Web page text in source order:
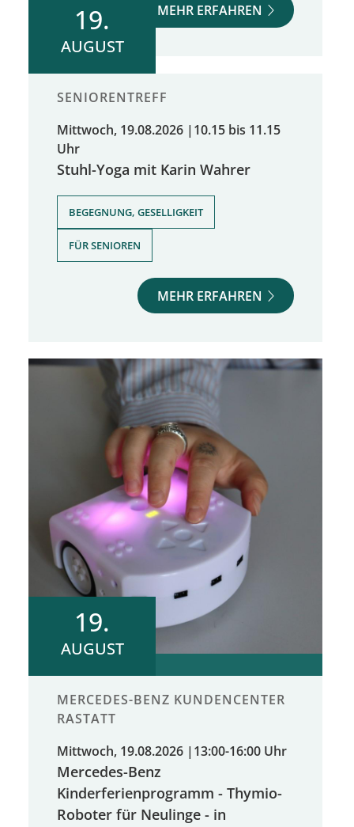
MEHR ERFAHREN
19.
AUGUST
SENIORENTREFF
Mittwoch, 19.08.2026 | 10.15 bis 11.15
Uhr
Stuhl-Yoga mit Karin Wahrer
BEGEGNUNG, GESELLIGKEIT
FÜR SENIOREN
MEHR ERFAHREN
19.
AUGUST
MERCEDES-BENZ KUNDENCENTER
RASTATT
Mittwoch, 19.08.2026 | 13:00-16:00 Uhr
Mercedes-Benz
Kinderferienprogramm - Thymio-
Roboter für Neulinge - in